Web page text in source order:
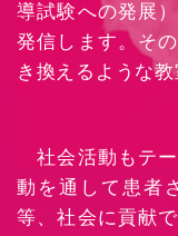
導試験への発展
発信します。そ
き換えるような
社会活動もテ
動を通して患者
等、社会に貢献